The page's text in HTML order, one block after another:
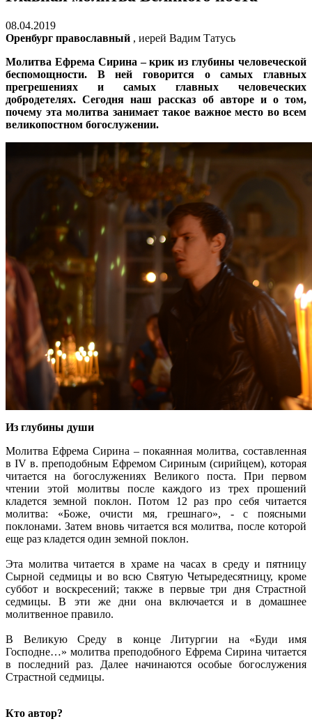
08.04.2019
Оренбург православный , иерей Вадим Татусь
Молитва Ефрема Сирина – крик из глубины человеческой
беспомощности. В ней говорится о самых главных
прегрешениях и самых главных человеческих
добродетелях. Сегодня наш рассказ об авторе и о том,
почему эта молитва занимает такое важное место во всем
великопостном богослужении.
Из глубины души
Молитва Ефрема Сирина – покаянная молитва, составленная
в IV в. преподобным Ефремом Сириным (сирийцем), которая
читается на богослужениях Великого поста. При первом
чтении этой молитвы после каждого из трех прошений
кладется земной поклон. Потом 12 раз про себя читается
молитва: «Боже, очисти мя, грешнаго», - с поясными
поклонами. Затем вновь читается вся молитва, после которой
еще раз кладется один земной поклон.
Эта молитва читается в храме на часах в среду и пятницу
Сырной седмицы и во всю Святую Четыредесятницу, кроме
суббот и воскресений; также в первые три дня Страстной
седмицы. В эти же дни она включается и в домашнее
молитвенное правило.
В Великую Среду в конце Литургии на «Буди имя
Господне…» молитва преподобного Ефрема Сирина читается
в последний раз. Далее начинаются особые богослужения
Страстной седмицы.
Кто автор?